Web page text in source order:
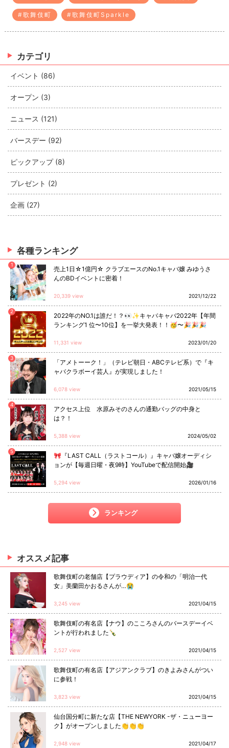
#歌舞伎町 #歌舞伎町Sparkle
カテゴリ
イベント (86)
オープン (3)
ニュース (121)
バースデー (92)
ピックアップ (8)
プレゼント (2)
企画 (27)
各種ランキング
1
売上1日☆1億円☆ クラブエースのNo.1キャバ嬢 みゆうさ
んのBDイベントに密着！
20,339 view 2021/12/22
2
2022年のNO.1は誰だ！？👀✨キャバキャバ2022年【年間
ランキング1 位〜10位】を一挙大発表！！🥳〜🎉🎉🎉
11,331 view 2023/01/20
3
「アメトーーク！」（テレビ朝日・ABCテレビ系）で『キ
ャバクラボーイ芸人』が実現しました！
6,078 view 2021/05/15
4
アクセス上位 水原みそのさんの通勤バッグの中身と
は？！
5,388 view 2024/05/02
5
🎀『LAST CALL（ラストコール）』キャバ嬢オーディシ
ョンが【毎週日曜・夜9時】YouTubeで配信開始🎥
5,294 view 2026/01/16
ランキング
オススメ記事
歌舞伎町の老舗店【プラウディア】の令和の「明治一代
女」美蘭田かおるさんが…😭
3,245 view 2021/04/15
歌舞伎町の有名店【ナウ】のこころさんのバースデーイベ
ントが行われました🍾
2,527 view 2021/04/15
歌舞伎町の有名店【アジアンクラブ】のきよみさんがつい
に参戦！
3,823 view 2021/04/15
仙台国分町に新たな店【THE NEWYORK -ザ・ニューヨー
ク】がオープンしました👏👏👏
2,948 view 2021/04/17